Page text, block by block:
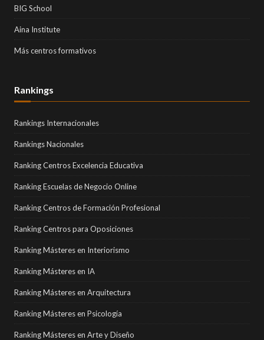
BIG School
Aina Institute
Más centros formativos
Rankings
Rankings Internacionales
Rankings Nacionales
Ranking Centros Excelencia Educativa
Ranking Escuelas de Negocio Online
Ranking Centros de Formación Profesional
Ranking Centros para Oposiciones
Ranking Másteres en Interiorismo
Ranking Másteres en IA
Ranking Másteres en Arquitectura
Ranking Másteres en Psicología
Ranking Másteres en Arte y Diseño